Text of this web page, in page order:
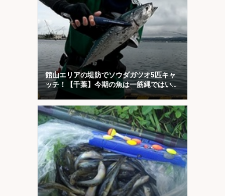
館山エリアの堤防でソウダガツオ5匹キャ
ッチ！【千葉】今期の魚は一筋縄ではいか
ない？